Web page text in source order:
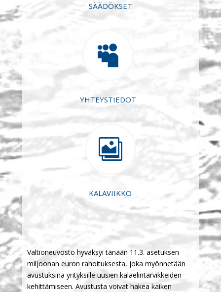
SÄÄDÖKSET

YHTEYSTIEDOT

KALAVIIKKO
Valtioneuvosto hyväksyi tänään 11.3. asetuksen
miljoonan euron rahoituksesta, joka myönnetään
avustuksina yrityksille uusien kalaelintarvikkeiden
kehittämiseen. Avustusta voivat hakea kaiken